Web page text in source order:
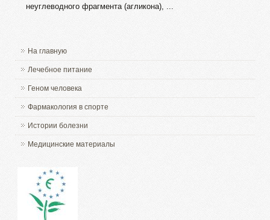
неуглеводного фрагмента (агликона), ...
На главную
Лечебное питание
Геном человека
Фармакология в спорте
Истории болезни
Медицинские материалы